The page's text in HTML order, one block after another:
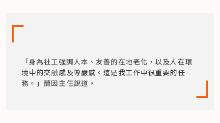
「身為社工強調人本、友善的在地老化，以及人在環
境中的交融感及尊嚴感。這是我工作中很重要的任
務。」蘭因主任說道。